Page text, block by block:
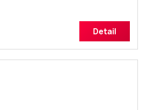
Detail